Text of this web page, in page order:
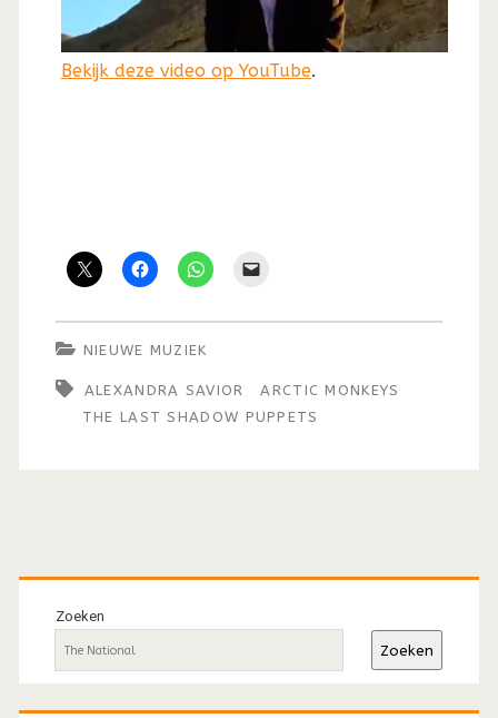
Bekijk deze video op YouTube.
NIEUWE MUZIEK
ALEXANDRA SAVIOR
ARCTIC MONKEYS
THE LAST SHADOW PUPPETS
Primaire
sidebar
Zoeken
Zoeken